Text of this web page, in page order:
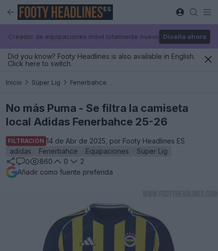
ES
Creador de equipaciones móvil totalmente nuevo Diseña ahora
Did you know? Footy Headlines is also available in English.
Click here to switch.
Inicio Süper Lig Fenerbahce
No más Puma - Se filtra la camiseta
local Adidas Fenerbahce 25-26
FILTRACIÓN 14 de Abr de 2025, por Footy Headlines ES
adidas
Fenerbahce Equipaciones
Süper Lig
0
860 0
2
Añadir como fuente preferida